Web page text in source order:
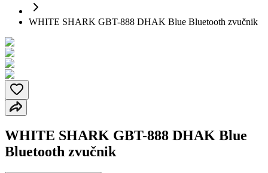
WHITE SHARK GBT-888 DHAK Blue Bluetooth zvučnik
WHITE SHARK GBT-888 DHAK Blue
Bluetooth zvučnik